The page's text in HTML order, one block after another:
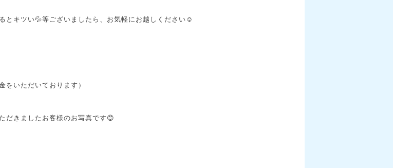
とキツい💦等ございましたら、お気軽にお越しください☺️
をいただいております）
だきましたお客様のお写真です😊